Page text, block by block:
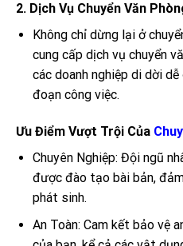
2. Dịch Vụ Chuyển Văn
Không chỉ dừng lại ở
cung cấp dịch vụ chuyển
các doanh nghiệp di dời
đoạn công việc.
Ưu Điểm Vượt Trội Của
Chuyên Nghiệp: Đội ngũ
được đào tạo bài bản,
phát sinh.
An Toàn: Cam kết bảo vệ